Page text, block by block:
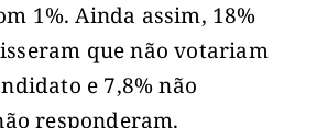
1%. Ainda assim, 18%
que não votariam
e 7,8% não
responderam.